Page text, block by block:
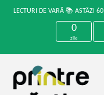
LECTURI DE VARĂ 📚 ASTĂZI
0
zile